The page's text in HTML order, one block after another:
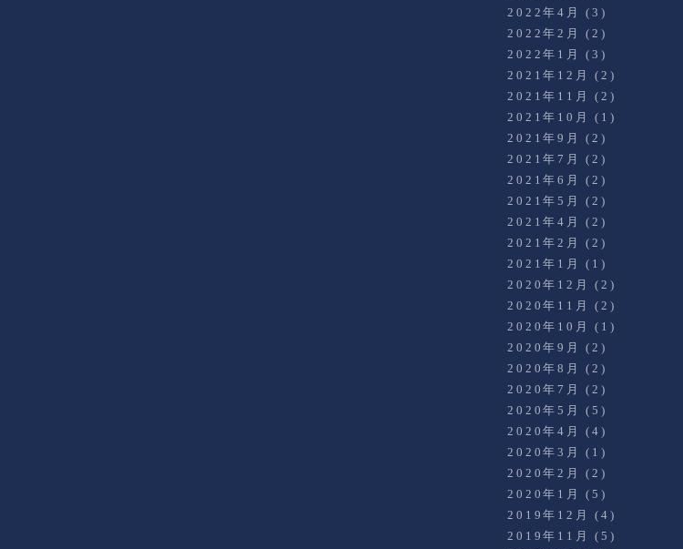
2022年4月
(3)
2022年2月
(2)
2022年1月
(3)
2021年12月
(2)
2021年11月
(2)
2021年10月
(1)
2021年9月
(2)
2021年7月
(2)
2021年6月
(2)
2021年5月
(2)
2021年4月
(2)
2021年2月
(2)
2021年1月
(1)
2020年12月
(2)
2020年11月
(2)
2020年10月
(1)
2020年9月
(2)
2020年8月
(2)
2020年7月
(2)
2020年5月
(5)
2020年4月
(4)
2020年3月
(1)
2020年2月
(2)
2020年1月
(5)
2019年12月
(4)
2019年11月
(5)